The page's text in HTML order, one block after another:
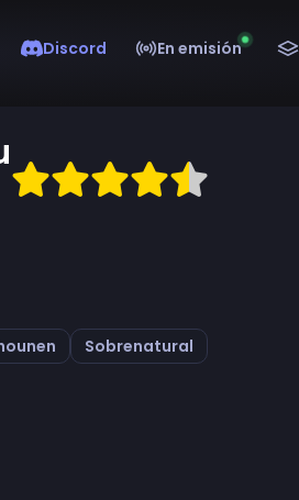
Discord En emisión
Sobrenatural